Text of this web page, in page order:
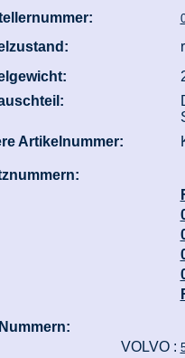
Artikelnummer:
VOLVO :